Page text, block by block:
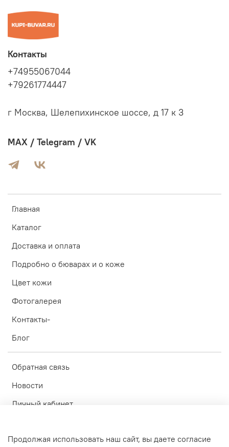
Главная
Каталог
Доставка и оплата
Подробно о бюварах и о коже
Цвет кожи
Фотогалерея
Контакты-
Блог
Обратная связь
Новости
Личный кабинет
Политика конфиденциальности
Контакты
+74955067044
+79261774447
г Москва, Шелепихинское шоссе, д 17 к 3
MAX / Telegram / VK
Продолжая использовать наш сайт, вы даете согласие